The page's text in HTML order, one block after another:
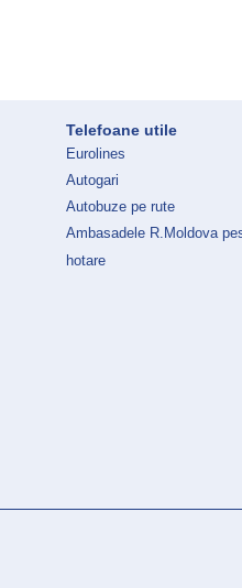
Telefoane utile
Eurolines
Autogari
Autobuze pe rute
Ambasadele R.Moldova
hotare